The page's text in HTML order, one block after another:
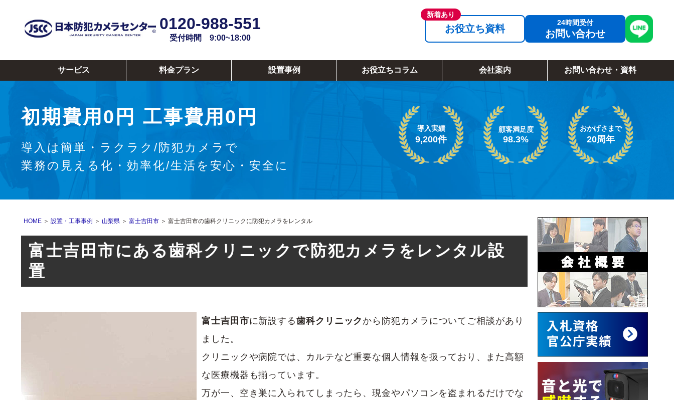
0120-988-551
受付時間 9:00~18:00
お役立ち資料 お問い合わせ
サービス 料金プラン 設置事例 お役立ちコラム 会社案内 お問い合わせ・資料
初期費用0円 工事費用0円
導入は簡単・ラクラク/防犯カメラで
業務の見える化・効率化/生活を安心・安全に
導入実績
9,200件
顧客満足度
98.3%
おかげさまで
20周年
HOME ＞ 設置・工事事例 ＞ 山梨県 ＞ 富士吉田市 ＞ 富士吉田市の歯科クリニックに防犯カメラをレンタル
富士吉田市にある歯科クリニックで防犯カメラをレンタル設
置
富士吉田市に新設する歯科クリニックから防犯カメラについてご相談があり
ました。
クリニックや病院では、カルテなど重要な個人情報を扱っており、また高額
な医療機器も揃っています。
万が一、空き巣に入られてしまったら、現金やパソコンを盗まれるだけでな